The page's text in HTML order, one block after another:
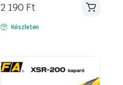
2 190 Ft
Készleten